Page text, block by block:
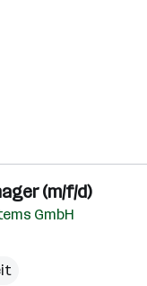
(m/f/d)
GmbH